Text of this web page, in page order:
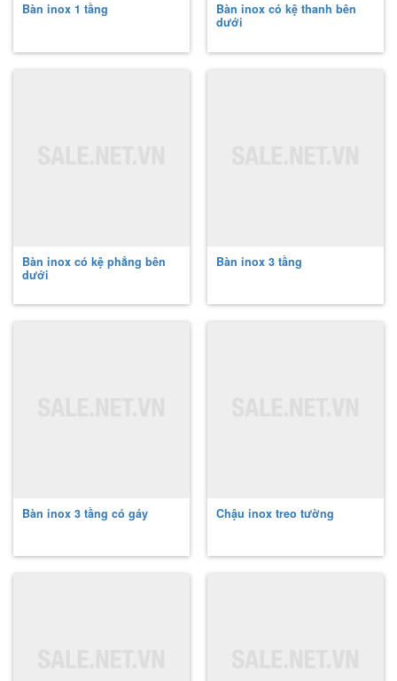
Bàn inox 1 tầng
Bàn inox có kệ thanh bên
dưới
Bàn inox có kệ phẳng bên
dưới
Bàn inox 3 tầng
Bàn inox 3 tầng có gáy Chậu inox treo tường